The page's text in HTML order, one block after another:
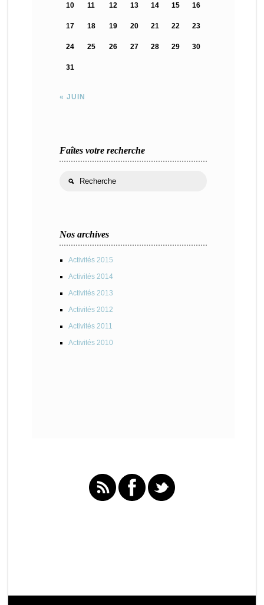
« JUIN
10 11 12 13 14 15 16
17 18 19 20 21 22 23
24 25 26 27 28 29 30
31
Faîtes votre recherche
Nos archives
Activités 2015
Activités 2014
Activités 2013
Activités 2012
Activités 2011
Activités 2010